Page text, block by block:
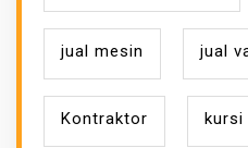
jual mesin jual
Kontraktor